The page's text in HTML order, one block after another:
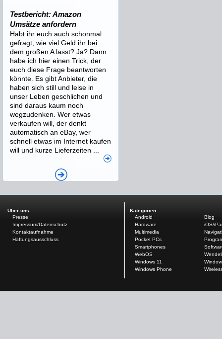
Testbericht: Amazon
Umsätze anfordern
Habt ihr euch auch schonmal
gefragt, wie viel Geld ihr bei
dem großen A lasst? Ja? Dann
habe ich hier einen Trick, der
euch diese Frage beantworten
könnte. Es gibt Anbieter, die
haben sich still und leise in
unser Leben geschlichen und
sind daraus kaum noch
wegzudenken. Wer etwas
verkaufen will, der denkt
automatisch an eBay, wer
schnell etwas im Internet kaufen
will und kurze Lieferzeiten ...
Über uns
Presse
Impressum/Datenschutz
Kontaktaufnahme
Haftungsausschluss
Kategorien
Android
Blog
Hardware
iOS/
Multimedia
Pocket PCs
Smartphones
WebOS
Windows 11
Windows Phone